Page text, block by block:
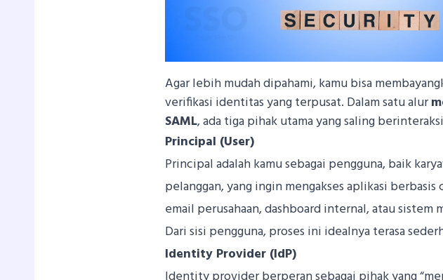
Agar lebih mudah dipahami, kamu bisa
verifikasi identitas yang terpusat. Dalam satu alur
SAML, ada tiga pihak utama yang saling
Principal (User)
Principal adalah kamu sebagai pengguna, baik
pelanggan, yang ingin mengakses aplikasi
email perusahaan, dashboard internal, atau sistem
Dari sisi pengguna, proses ini idealnya terasa
Identity Provider (IdP)